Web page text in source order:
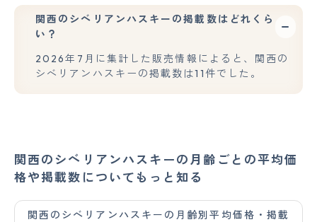
関西のシベリアンハスキーの掲載数はどれくら
い？
2026年7月に集計した販売情報によると、関西の
シベリアンハスキーの掲載数は11件でした。
関西のシベリアンハスキーの月齢ごとの平均価
格や掲載数についてもっと知る
関西のシベリアンハスキーの月齢別平均価格・掲載